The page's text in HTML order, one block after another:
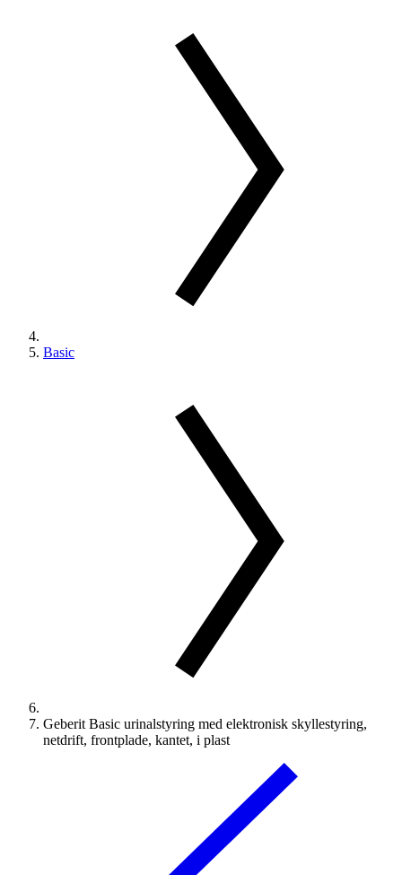
Basic
Geberit Basic urinalstyring med elektronisk skyllestyring,
netdrift, frontplade, kantet, i plast